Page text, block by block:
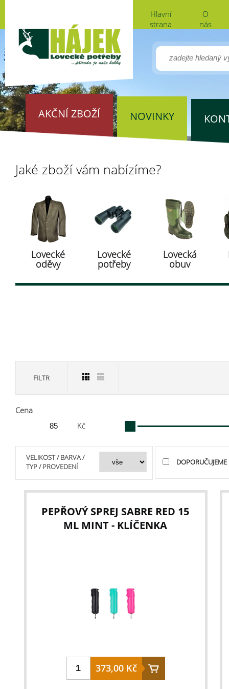
Hlavní
strana
O
nás
AKČNÍ ZBOŽÍ NOVINKY
Jaké zboží vám nabízíme?
Lovecké
oděvy
Lovecké
potřeby
Lovecká
obuv
FILTR
Cena
Kč
VELIKOST / BARVA /
TYP / PROVEDENÍ
DOPORUČUJEME
PEPŘOVÝ SPREJ SABRE RED 15
ML MINT - KLÍČENKA
373,00 Kč